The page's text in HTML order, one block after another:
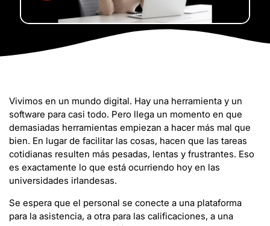
Vivimos en un mundo digital. Hay una herramienta y un
software para casi todo. Pero llega un momento en que
demasiadas herramientas empiezan a hacer más mal que
bien. En lugar de facilitar las cosas, hacen que las tareas
cotidianas resulten más pesadas, lentas y frustrantes. Eso
es exactamente lo que está ocurriendo hoy en las
universidades irlandesas.
Se espera que el personal se conecte a una plataforma
para la asistencia, a otra para las calificaciones, a una